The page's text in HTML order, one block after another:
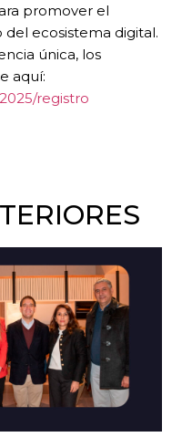
promover el
ecosistema digital.
única, los
aquí:
registro